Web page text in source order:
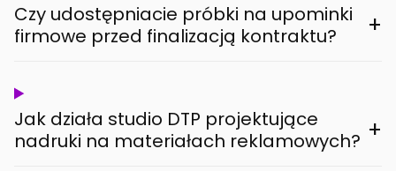
Czy udostępniacie próbki na upominki
firmowe przed finalizacją kontraktu?
+
Jak działa studio DTP projektujące
nadruki na materiałach reklamowych? +